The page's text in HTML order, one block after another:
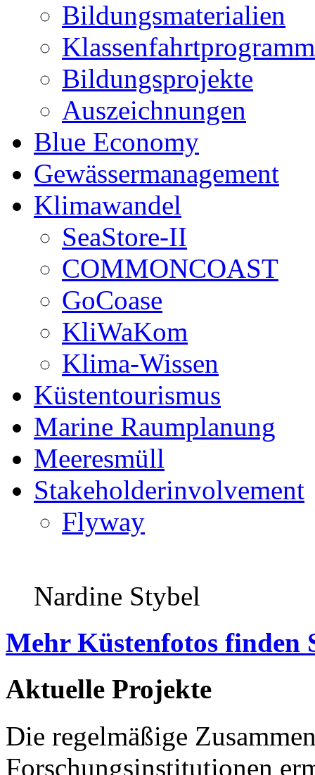
Bildungsmaterialien
Klassenfahrtprogramm
Bildungsprojekte
Auszeichnungen
Blue Economy
Gewässermanagement
Klimawandel
SeaStore-II
COMMONCOAST
GoCoase
KliWaKom
Klima-Wissen
Küstentourismus
Marine Raumplanung
Meeresmüll
Stakeholderinvolvement
Flyway
Nardine Stybel
Mehr Küstenfotos finden
Aktuelle Projekte
Die regelmäßige
Forschungsinstitutionen